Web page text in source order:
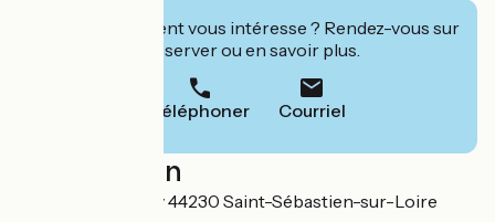
Cet établissement vous intéresse ? Rendez-vous sur
leur site pour réserver ou en savoir plus.
Téléphoner Courriel
Localisation
37 rue du Genetay 44230 Saint-Sébastien-sur-Loire